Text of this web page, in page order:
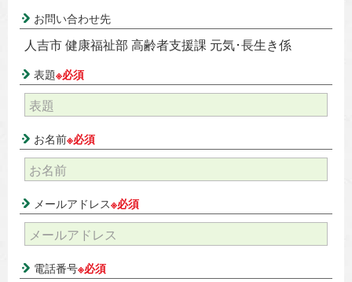
お問い合わせ先
人吉市 健康福祉部 高齢者支援課 元気･長生き係
表題※必須
お名前※必須
メールアドレス※必須
電話番号※必須